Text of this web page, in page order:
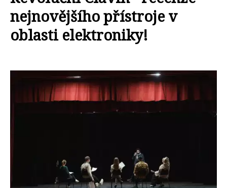
nejnovějšího přístroje v
oblasti elektroniky!